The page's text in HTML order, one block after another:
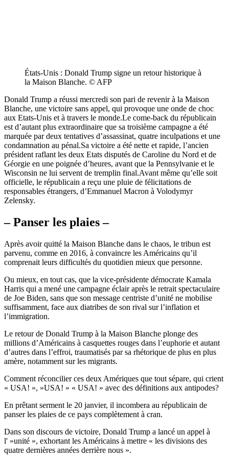
États-Unis : Donald Trump signe un retour historique à
la Maison Blanche. © AFP
Donald Trump a réussi mercredi son pari de revenir à la Maison
Blanche, une victoire sans appel, qui provoque une onde de choc
aux Etats-Unis et à travers le monde.Le come-back du républicain
est d’autant plus extraordinaire que sa troisième campagne a été
marquée par deux tentatives d’assassinat, quatre inculpations et une
condamnation au pénal.Sa victoire a été nette et rapide, l’ancien
président raflant les deux Etats disputés de Caroline du Nord et de
Géorgie en une poignée d’heures, avant que la Pennsylvanie et le
Wisconsin ne lui servent de tremplin final.Avant même qu’elle soit
officielle, le républicain a reçu une pluie de félicitations de
responsables étrangers, d’Emmanuel Macron à Volodymyr
Zelensky.
– Panser les plaies –
Après avoir quitté la Maison Blanche dans le chaos, le tribun est
parvenu, comme en 2016, à convaincre les Américains qu’il
comprenait leurs difficultés du quotidien mieux que personne.
Ou mieux, en tout cas, que la vice-présidente démocrate Kamala
Harris qui a mené une campagne éclair après le retrait spectaculaire
de Joe Biden, sans que son message centriste d’unité ne mobilise
suffisamment, face aux diatribes de son rival sur l’inflation et
l’immigration.
Le retour de Donald Trump à la Maison Blanche plonge des
millions d’Américains à casquettes rouges dans l’euphorie et autant
d’autres dans l’effroi, traumatisés par sa rhétorique de plus en plus
amère, notamment sur les migrants.
Comment réconcilier ces deux Amériques que tout sépare, qui crient
« USA! », »USA! » « USA! » avec des définitions aux antipodes?
En prêtant serment le 20 janvier, il incombera au républicain de
panser les plaies de ce pays complètement à cran.
Dans son discours de victoire, Donald Trump a lancé un appel à
l' »unité », exhortant les Américains à mettre « les divisions des
quatre dernières années derrière nous ».